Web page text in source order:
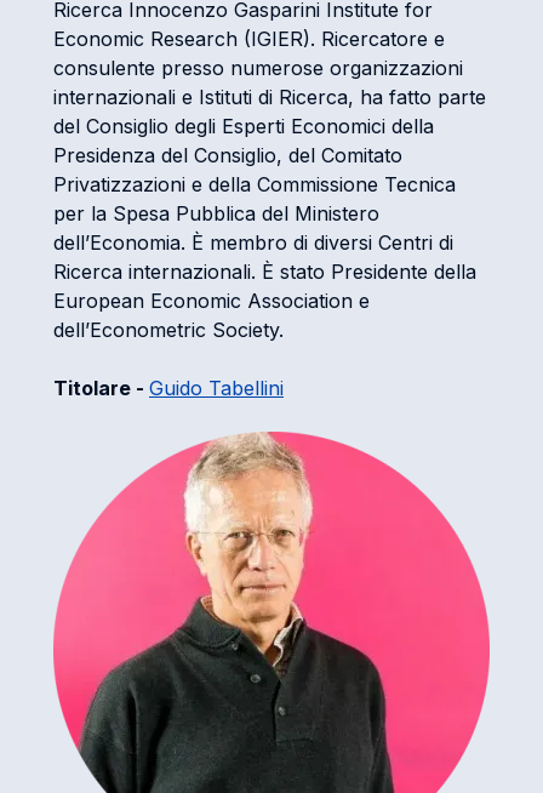
Ricerca Innocenzo Gasparini Institute for
Economic Research (IGIER). Ricercatore e
consulente presso numerose organizzazioni
internazionali e Istituti di Ricerca, ha fatto parte
del Consiglio degli Esperti Economici della
Presidenza del Consiglio, del Comitato
Privatizzazioni e della Commissione Tecnica
per la Spesa Pubblica del Ministero
dell’Economia. È membro di diversi Centri di
Ricerca internazionali. È stato Presidente della
European Economic Association e
dell’Econometric Society.
Titolare - Guido Tabellini